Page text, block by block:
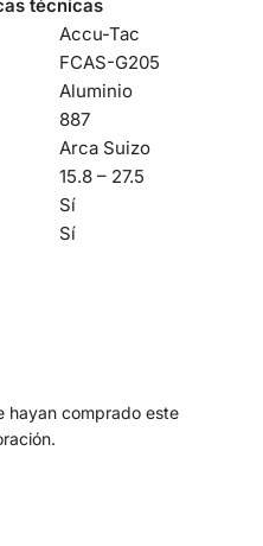
técnicas
Accu-Tac
FCAS-G205
Aluminio
887
Arca Suizo
15.8 – 27.5
Sí
Sí
hayan comprado este